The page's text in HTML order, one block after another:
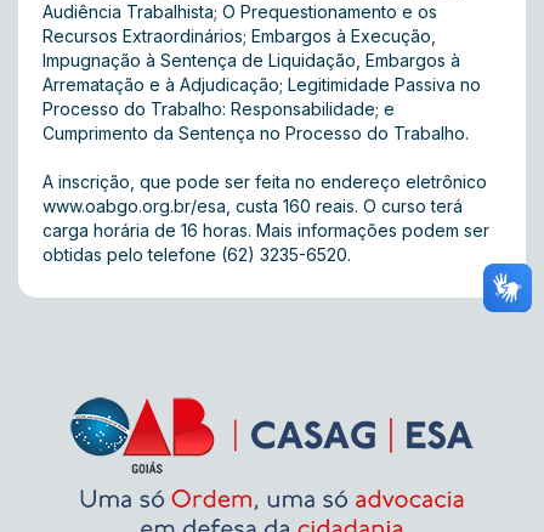
Audiência Trabalhista; O Prequestionamento e os
Recursos Extraordinários; Embargos à Execução,
Impugnação à Sentença de Liquidação, Embargos à
Arrematação e à Adjudicação; Legitimidade Passiva no
Processo do Trabalho: Responsabilidade; e
Cumprimento da Sentença no Processo do Trabalho.
A inscrição, que pode ser feita no endereço eletrônico
www.oabgo.org.br/esa, custa 160 reais. O curso terá
carga horária de 16 horas. Mais informações podem ser
obtidas pelo telefone (62) 3235-6520.